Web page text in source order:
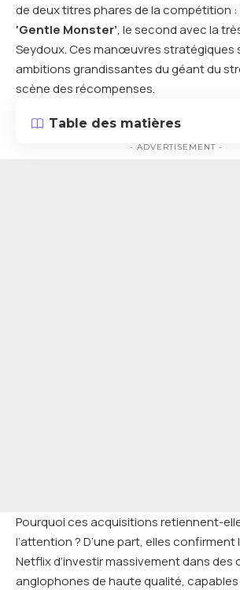
de deux titres phares de la compétition :
‘Gentle Monster’, le second avec la
Seydoux. Ces manœuvres stratégiques
ambitions grandissantes du géant du
scène des récompenses.
Table des matières
- ADVERTISEMENT -
Pourquoi ces acquisitions retiennent-
l’attention ? D’une part, elles
Netflix d’investir massivement dans
anglophones de haute qualité,